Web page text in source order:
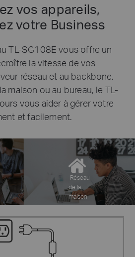
vos appareils,
votre Business
TL-SG108E vous offre un
la vitesse de vos
réseau et au backbone.
maison ou au bureau, le TL-
vous aider à gérer votre
et facilement.
Réseau
de la
maison